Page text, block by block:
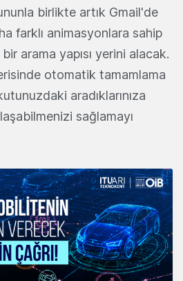
birlikte artık Gmail'de
farklı animasyonlara sahip
arama yapısı yerini alacak.
otomatik tamamlama
aradıklarınıza
sağlamayı